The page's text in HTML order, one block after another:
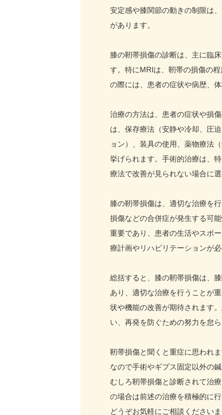
安定感や膝関節の動きの制限は
があります。
膝の靭帯損傷の診断は、主に臨
す。特にMRIは、靭帯の損傷の
の際には、患者の症状や病歴、
治療の方法は、患者の症状や損
は、保存療法（安静や冷却、圧
ョン）、装具の使用、薬物療法
挙げられます。手術的治療は、
療法で改善が見られない場合に
膝の靭帯損傷は、適切な治療を
損傷などの合併症が発生する可
重要であり、患者の生活やスポ
療計画やリハビリテーションが
総括すると、膝の靭帯損傷は、
あり、適切な治療を行うことが
状や機能の改善が期待されます
い、再発を防ぐための努力を怠
靭帯損傷と聞くと重症に思われ
なので手術やギプス固定以外の
むしろ靭帯損傷と診断されて治
の場合は前述の治療を積極的に
どうぞお気軽にご相談ください